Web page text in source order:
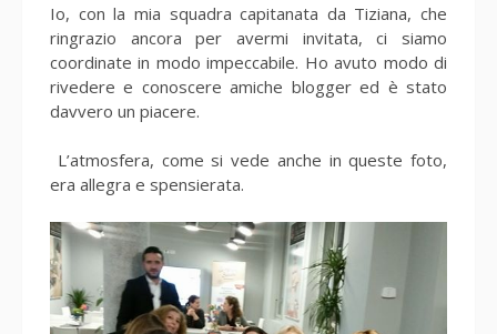
Io, con la mia squadra capitanata da Tiziana, che
ringrazio ancora per avermi invitata, ci siamo
coordinate in modo impeccabile. Ho avuto modo di
rivedere e conoscere amiche blogger ed è stato
davvero un piacere.
L’atmosfera, come si vede anche in queste foto,
era allegra e spensierata.